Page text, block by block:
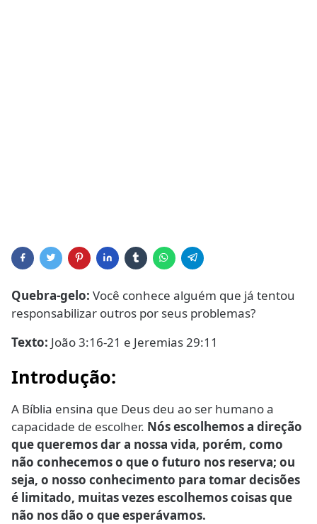
Quebra-gelo: Você conhece alguém que já tentou
responsabilizar outros por seus problemas?
Texto: João 3:16-21 e Jeremias 29:11
Introdução:
A Bíblia ensina que Deus deu ao ser humano a
capacidade de escolher. Nós escolhemos a direção
que queremos dar a nossa vida, porém, como
não conhecemos o que o futuro nos reserva; ou
seja, o nosso conhecimento para tomar decisões
é limitado, muitas vezes escolhemos coisas que
não nos dão o que esperávamos.